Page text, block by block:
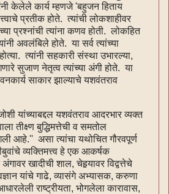
केलेले कार्य म्हणजे 'बहुजन हिताय
प्रतीक होते. त्यांची लोकशाहीवर
प्रश्नांची त्यांना कणव होती. लोकहित
अवलंबिले होते. या सर्व त्यांच्या
त्यांनी सहकारी संस्था उभारल्या,
सुजाण नेतृत्व त्यांच्या अंगी होते. या
साकार झाल्याचे यशवंतराव
यांच्याबद्दल यशवंतराव आदरभार व्यक्त
तीक्ष्ण बुद्धिमत्तेची व समतोल
आहे.'' असा त्यांचा यथोचित गौरवपूर्ण
व्यक्तिमत्त्व हे एक आकर्षक
खादीची शाल, चेहर्‍यावर विद्वत्तेचे
यांचे गाढे, व्यासंगे अभ्यासक, करुणा
राष्ट्रीयता, भोगलेला कारावास,